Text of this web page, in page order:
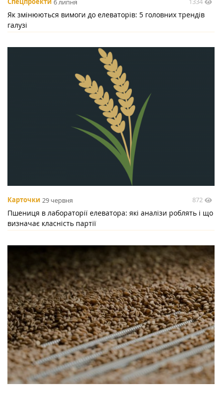
Як змінюються вимоги до елеваторів: 5 головних трендів
галузі
Карточки 29 червня 872
Пшениця в лабораторії елеватора: які аналізи роблять і що
визначає класність партії